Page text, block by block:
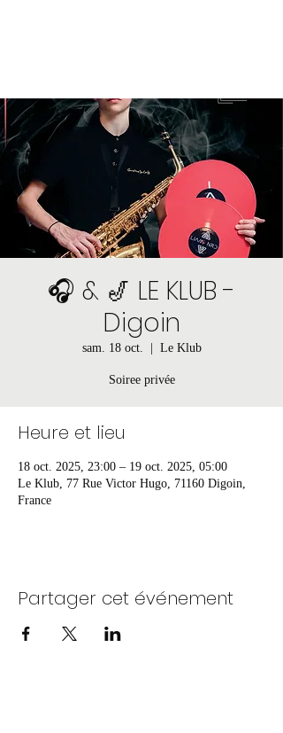
🎧 & 🎷 LE KLUB -
Digoin
sam. 18 oct.
  |
Le Klub
Soiree privée
Heure et lieu
18 oct. 2025, 23:00 – 19 oct. 2025, 05:00
Le Klub, 77 Rue Victor Hugo, 71160 Digoin,
France
Partager cet événement